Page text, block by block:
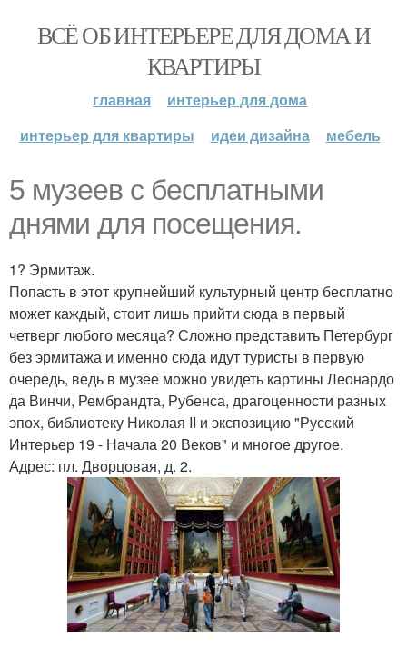
ВСЁ ОБ ИНТЕРЬЕРЕ ДЛЯ ДОМА И
КВАРТИРЫ
главная
интерьер для дома
интерьер для квартиры
идеи дизайна мебель
5 музеев с бесплатными
днями для посещения.
1? Эрмитаж.
Попасть в этот крупнейший культурный центр бесплатно
может каждый, стоит лишь прийти сюда в первый
четверг любого месяца? Сложно представить Петербург
без эрмитажа и именно сюда идут туристы в первую
очередь, ведь в музее можно увидеть картины Леонардо
да Винчи, Рембрандта, Рубенса, драгоценности разных
эпох, библиотеку Николая II и экспозицию "Русский
Интерьер 19 - Начала 20 Веков" и многое другое.
Адрес: пл. Дворцовая, д. 2.